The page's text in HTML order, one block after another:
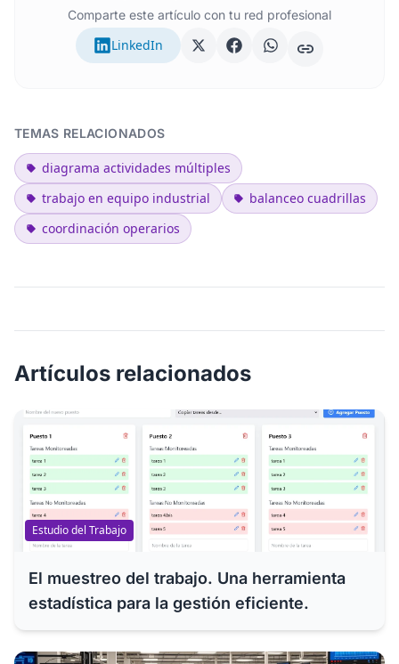
Comparte este artículo con tu red profesional
LinkedIn
TEMAS RELACIONADOS
diagrama actividades múltiples
trabajo en equipo industrial
balanceo cuadrillas
coordinación operarios
Artículos relacionados
Estudio del Trabajo
El muestreo del trabajo. Una herramienta
estadística para la gestión eficiente.